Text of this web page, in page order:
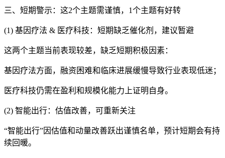
三、短期警示：这2个主题需谨慎，1个主题有好转
(1) 基因疗法 & 医疗科技：短期缺乏催化剂，建议暂避
这两个主题当前表现较差，缺乏短期积极因素：
基因疗法方面，融资困难和临床进展缓慢导致行业表现低迷；
医疗科技仍需在盈利和规模化能力上证明自身。
(2) 智能出行：估值改善，可重新关注
“智能出行”因估值和动量改善跃出谨慎名单，预计短期会有持
续回暖。